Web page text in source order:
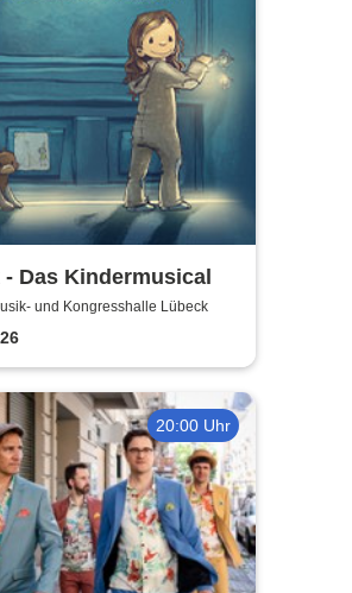
- Das Kindermusical
und Kongresshalle Lübeck
20:00 Uhr